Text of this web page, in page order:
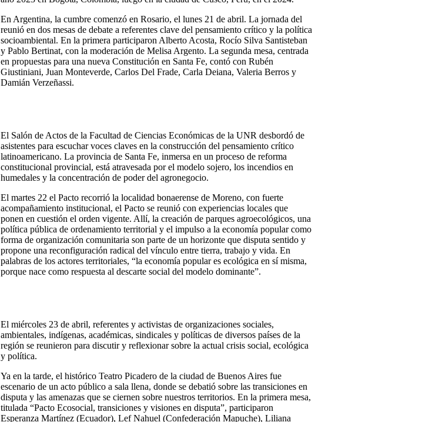
En Argentina, la cumbre comenzó en Rosario, el lunes 21 de abril. La jornada del
reunió en dos mesas de debate a referentes clave del pensamiento crítico y la política
socioambiental. En la primera participaron Alberto Acosta, Rocío Silva Santisteban
y Pablo Bertinat, con la moderación de Melisa Argento. La segunda mesa, centrada
en propuestas para una nueva Constitución en Santa Fe, contó con Rubén
Giustiniani, Juan Monteverde, Carlos Del Frade, Carla Deiana, Valeria Berros y
Damián Verzeñassi.
El Salón de Actos de la Facultad de Ciencias Económicas de la UNR desbordó de
asistentes para escuchar voces claves en la construcción del pensamiento crítico
latinoamericano. La provincia de Santa Fe, inmersa en un proceso de reforma
constitucional provincial, está atravesada por el modelo sojero, los incendios en
humedales y la concentración de poder del agronegocio.
El martes 22 el Pacto recorrió la localidad bonaerense de Moreno, con fuerte
acompañamiento institucional, el Pacto se reunió con experiencias locales que
ponen en cuestión el orden vigente. Allí, la creación de parques agroecológicos, una
política pública de ordenamiento territorial y el impulso a la economía popular como
forma de organización comunitaria son parte de un horizonte que disputa sentido y
propone una reconfiguración radical del vínculo entre tierra, trabajo y vida. En
palabras de los actores territoriales, “la economía popular es ecológica en sí misma,
porque nace como respuesta al descarte social del modelo dominante”.
El miércoles 23 de abril, referentes y activistas de organizaciones sociales,
ambientales, indígenas, académicas, sindicales y políticas de diversos países de la
región se reunieron para discutir y reflexionar sobre la actual crisis social, ecológica
y política.
Ya en la tarde, el histórico Teatro Picadero de la ciudad de Buenos Aires fue
escenario de un acto público a sala llena, donde se debatió sobre las transiciones en
disputa y las amenazas que se ciernen sobre nuestros territorios. En la primera mesa,
titulada “Pacto Ecosocial, transiciones y visiones en disputa”, participaron
Esperanza Martínez (Ecuador), Lef Nahuel (Confederación Mapuche), Liliana